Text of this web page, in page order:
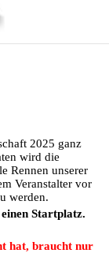
2025 ganz
wird die
Rennen unserer
Veranstalter vor
werden.
Startplatz.
hat, braucht nur